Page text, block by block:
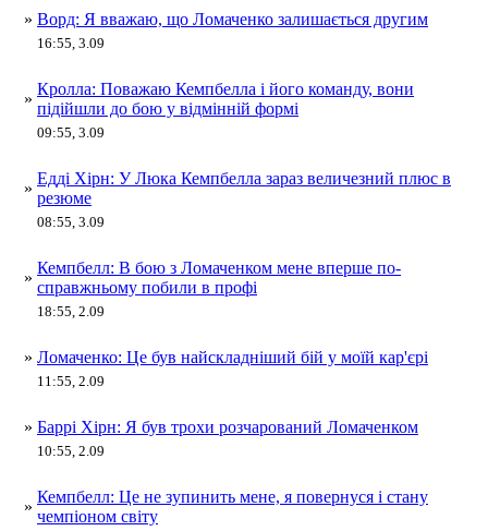
» Ворд: Я вважаю, що Ломаченко залишається другим
16:55, 3.09
»
Кролла: Поважаю Кемпбелла і його команду, вони
підійшли до бою у відмінній формі
09:55, 3.09
»
Едді Хірн: У Люка Кемпбелла зараз величезний плюс в
резюме
08:55, 3.09
»
Кемпбелл: В бою з Ломаченком мене вперше по-
справжньому побили в профі
18:55, 2.09
» Ломаченко: Це був найскладніший бій у моїй кар'єрі
11:55, 2.09
» Баррі Хірн: Я був трохи розчарований Ломаченком
10:55, 2.09
»
Кемпбелл: Це не зупинить мене, я повернуся і стану
чемпіоном світу